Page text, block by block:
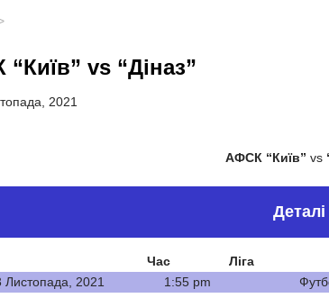
vs “Діназ”
2021
АФСК “Київ” vs
Деталі
Час Ліга
Листопада, 2021
1:55 pm